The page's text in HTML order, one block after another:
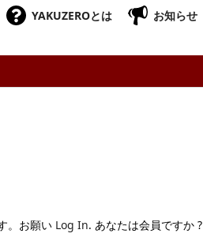
YAKUZEROとは お知らせ
。お願い Log In. あなたは会員ですか ?